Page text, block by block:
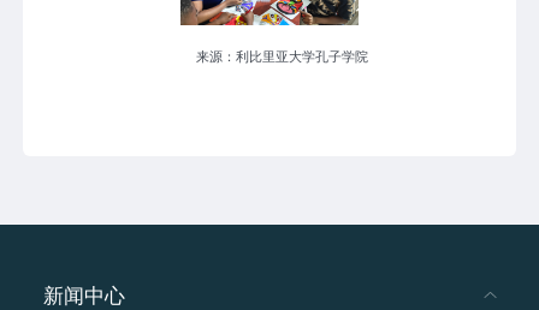
来源：利比里亚大学孔子学院
新闻中心